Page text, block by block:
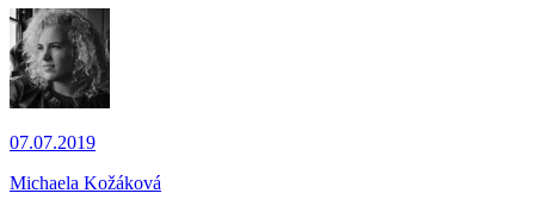
07.07.2019
Michaela Kožáková